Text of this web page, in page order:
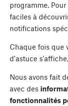
programme.
faciles à
notifications
Chaque fois que
d'astuce
Nous avons fait
avec des
fonctionnalités